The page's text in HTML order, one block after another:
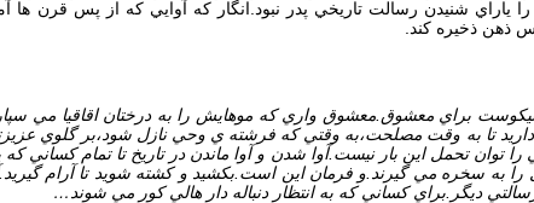
شنيدن رسالت تاريخي پدر نبود.انگار كه آوايي كه از پس قرن ها
ذهن ذخيره كند.
نيكوست براي معشوق.معشوق واري كه موهايش را به درختان اقاقيا مي
داريد تا به وقت مصلحت،به وقتي كه فرشته ي وحي نازل شود،بر گلوي
تحمل اين بار نيست.آوا شدن و آوا ماندن در تاريخ تا تمام كساني
به سخره مي گيرند.و فرمان اين است.بكشيد و كشته شويد تا آرام
ديگر.براي كساني كه به انتظار دنباله دار هالي كور مي شوند…